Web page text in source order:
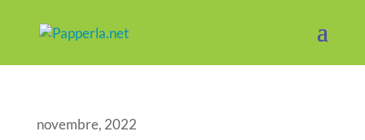
novembre, 2022